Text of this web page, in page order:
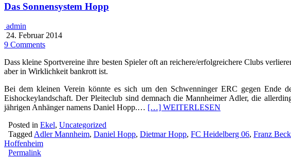
Das Sonnensystem Hopp
admin
24. Februar 2014
9 Comments
Dass kleine Sportvereine ihre besten Spieler oft an reichere/erfolgreichere Clubs
aber in Wirklichkeit bankrott ist.
Bei dem kleinen Verein könnte es sich um den Schwenninger ERC gegen Ende
Eishockeylandschaft. Der Pleiteclub sind demnach die Mannheimer Adler, die
jährigen Anhänger namens Daniel Hopp.… […] WEITERLESEN
Posted in Ekel, Uncategorized
Tagged Adler Mannheim, Daniel Hopp, Dietmar Hopp, FC Heidelberg 06, Franz
Hoffenheim
Permalink